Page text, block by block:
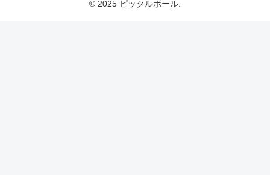
© 2025 ピックルボール.